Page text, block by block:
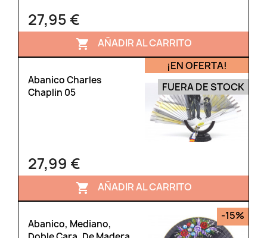
27,95 €
 AÑADIR AL CARRITO
Abanico Charles
Chaplin 05
27,99 €
¡EN OFERTA!
FUERA DE STOCK
 AÑADIR AL CARRITO
Abanico, Mediano,
-15%